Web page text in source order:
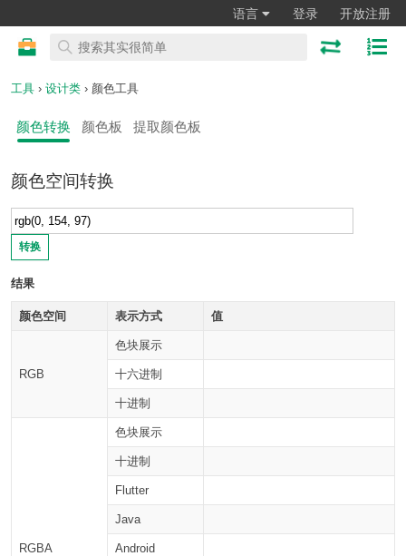
语言 登录 开放注册
工具 › 设计类 › 颜色工具
颜色转换 颜色板 提取颜色板
颜色空间转换
转换
结果
颜色空间 表示方式 值
RGB
色块展示
十六进制
十进制
RGBA
色块展示
十进制
Flutter
Java
Android